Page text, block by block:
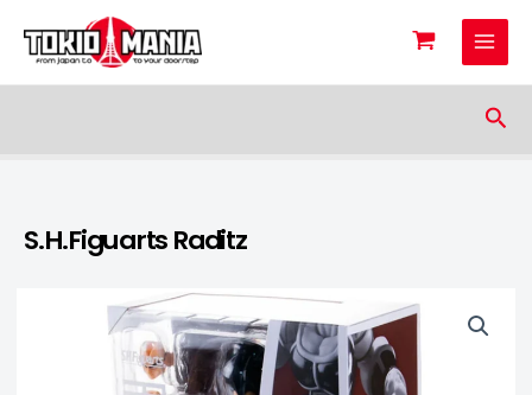
Skip to content
S.H.Figuarts Raditz